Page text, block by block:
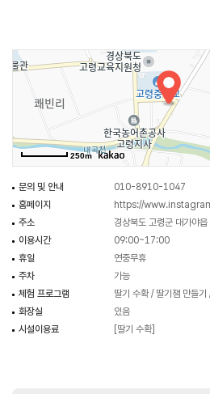
250m
문의 및 안내
010-8910-1047
홈페이지
https://
주소
경상북도 고령군 대가야
이용시간
09:00~17:00
휴일
연중무휴
주차
가능
체험 프로그램
딸기 수확 / 딸기잼 만들
화장실
있음
시설이용료
[딸기 수확]